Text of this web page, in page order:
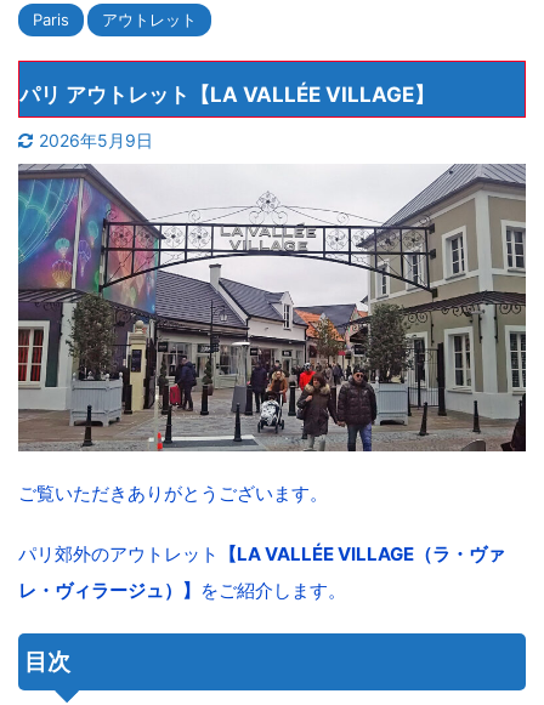
Paris アウトレット
パリ アウトレット【LA VALLÉE VILLAGE】
2026年5月9日
ご覧いただきありがとうございます。
パリ郊外のアウトレット
【LA VALLÉE VILLAGE（ラ・ヴァ
レ・ヴィラージュ）】
をご紹介します。
目次